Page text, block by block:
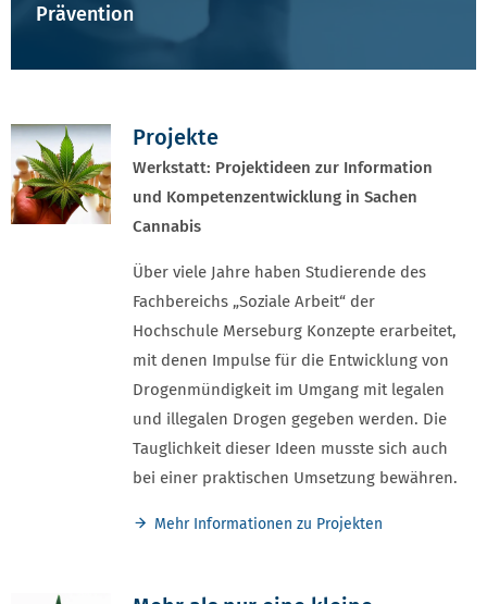
Prävention
Projekte
Werkstatt: Projektideen zur Information
und Kompetenzentwicklung in Sachen
Cannabis
Über viele Jahre haben Studierende des
Fachbereichs „Soziale Arbeit“ der
Hochschule Merseburg Konzepte erarbeitet,
mit denen Impulse für die Entwicklung von
Drogenmündigkeit im Umgang mit legalen
und illegalen Drogen gegeben werden. Die
Tauglichkeit dieser Ideen musste sich auch
bei einer praktischen Umsetzung bewähren.
Mehr Informationen zu Projekten